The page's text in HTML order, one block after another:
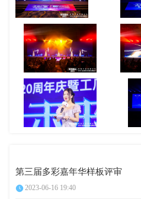
第三届多彩嘉年华样板评审
2023-06-16 19:40